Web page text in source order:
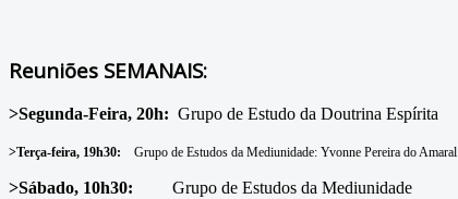
Reuniões SEMANAIS:
>Segunda-Feira, 20h: Grupo de Estudo da Doutrina Espírita
>Terça-feira, 19h30: Grupo de Estudos da Mediunidade: Yvonne Pereira do Amaral
>Sábado, 10h30:
Grupo de Estudos da Mediunidade